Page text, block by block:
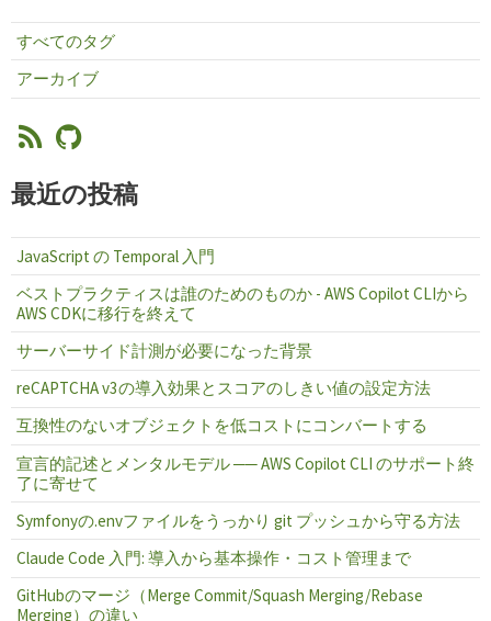
すべてのタグ
アーカイブ
最近の投稿
JavaScript の Temporal 入門
ベストプラクティスは誰のためのものか - AWS Copilot CLIから
AWS CDKに移行を終えて
サーバーサイド計測が必要になった背景
reCAPTCHA v3の導入効果とスコアのしきい値の設定方法
互換性のないオブジェクトを低コストにコンバートする
宣言的記述とメンタルモデル ── AWS Copilot CLI のサポート終
了に寄せて
Symfonyの.envファイルをうっかり git プッシュから守る方法
Claude Code 入門: 導入から基本操作・コスト管理まで
GitHubのマージ（Merge Commit/Squash Merging/Rebase
Merging）の違い